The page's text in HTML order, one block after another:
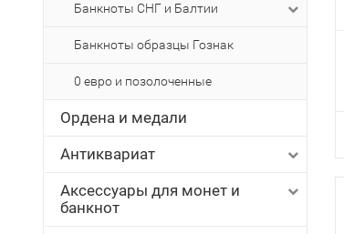
Банкноты СНГ и Балтии
Банкноты образцы Гознак
0 евро и позолоченные
Ордена и медали
Антиквариат
Аксессуары для монет и
банкнот